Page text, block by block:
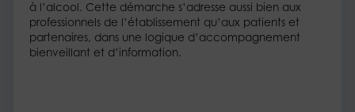
à l’alcool. Cette démarche s’adresse aussi bien aux
professionnels de l’établissement qu’aux patients et
partenaires, dans une logique d’accompagnement
bienveillant et d’information.​